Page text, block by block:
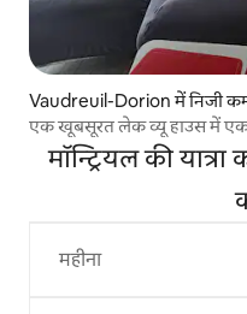
Vaudreuil-Dorion में निजी
एक खूबसूरत लेक व्यू हाउस में
मॉन्ट्रियल की
महीना